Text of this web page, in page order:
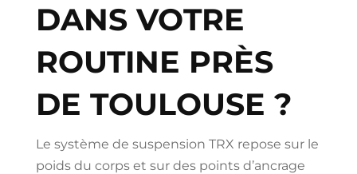
DANS VOTRE
ROUTINE PRÈS
DE TOULOUSE ?
Le système de suspension TRX repose sur le
poids du corps et sur des points d’ancrage